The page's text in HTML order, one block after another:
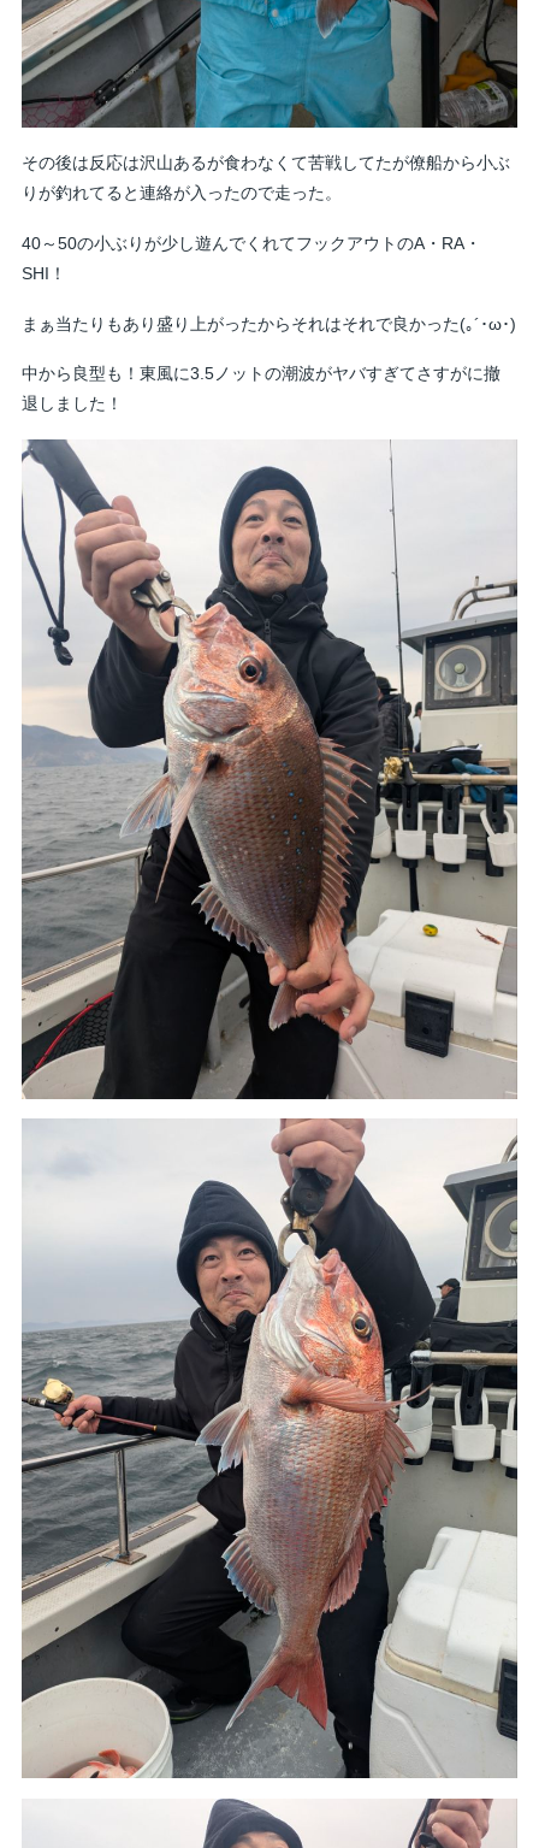
その後は反応は沢山あるが食わなくて苦戦してたが僚船から小ぶ
りが釣れてると連絡が入ったので走った。
40～50の小ぶりが少し遊んでくれてフックアウトのA・RA・
SHI！
まぁ当たりもあり盛り上がったからそれはそれで良かった(｡´･ω･)
中から良型も！東風に3.5ノットの潮波がヤバすぎてさすがに撤
退しました！